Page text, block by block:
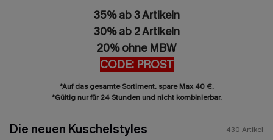
35% ab 3 Artikeln
30% ab 2 Artikeln
20% ohne MBW
CODE: PROST
*Auf das gesamte Sortiment. spare Max 40 €.
*Gültig nur für 24 Stunden und nicht kombinierbar.
Die neuen Kuschelstyles 430 Artikel